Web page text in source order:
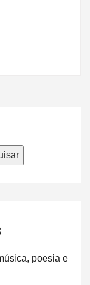
poesia e